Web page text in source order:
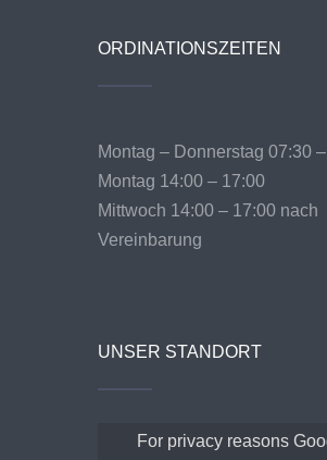
ORDINATIONSZEITEN
Montag – Donnerstag 07:30
Montag 14:00 – 17:00
Mittwoch 14:00 – 17:00 nach
Vereinbarung
UNSER STANDORT
For privacy reasons